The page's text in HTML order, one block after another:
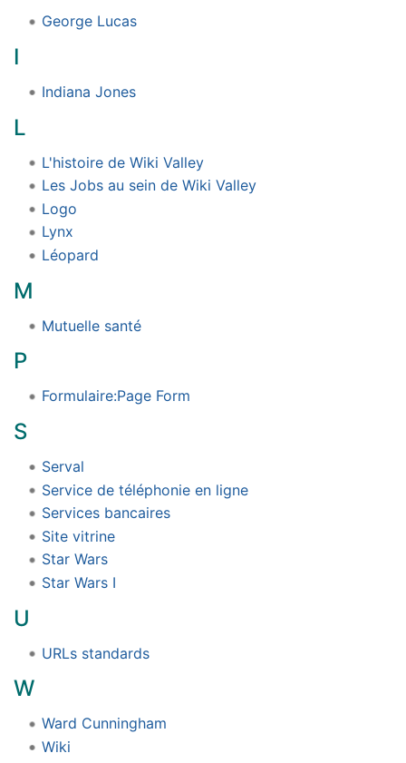
George Lucas
I
Indiana Jones
L
L'histoire de Wiki Valley
Les Jobs au sein de Wiki Valley
Logo
Lynx
Léopard
M
Mutuelle santé
P
Formulaire:Page Form
S
Serval
Service de téléphonie en ligne
Services bancaires
Site vitrine
Star Wars
Star Wars I
U
URLs standards
W
Ward Cunningham
Wiki